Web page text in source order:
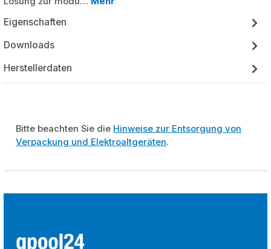
Eigenschaften
Downloads
Herstellerdaten
Bitte beachten Sie die Hinweise zur Entsorgung von
Verpackung und Elektroaltgeräten.